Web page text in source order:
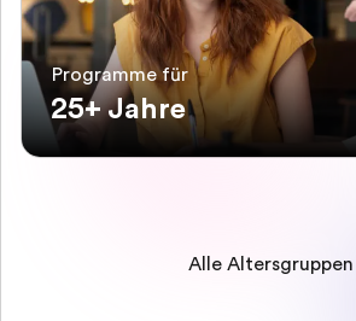
Programme für
25+ Jahre
Alle Altersgruppen